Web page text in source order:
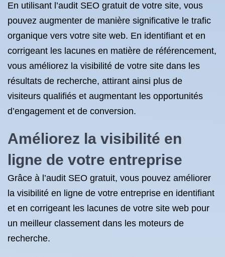
En utilisant l’audit SEO gratuit de votre site, vous
pouvez augmenter de manière significative le trafic
organique vers votre site web. En identifiant et en
corrigeant les lacunes en matière de référencement,
vous améliorez la visibilité de votre site dans les
résultats de recherche, attirant ainsi plus de
visiteurs qualifiés et augmentant les opportunités
d’engagement et de conversion.
Améliorez la visibilité en
ligne de votre entreprise
Grâce à l’audit SEO gratuit, vous pouvez améliorer
la visibilité en ligne de votre entreprise en identifiant
et en corrigeant les lacunes de votre site web pour
un meilleur classement dans les moteurs de
recherche.